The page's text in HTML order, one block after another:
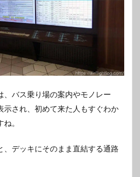
、バス乗り場の案内やモノレー
示され、初めて来た人もすぐわか
。
、デッキにそのまま直結する通路